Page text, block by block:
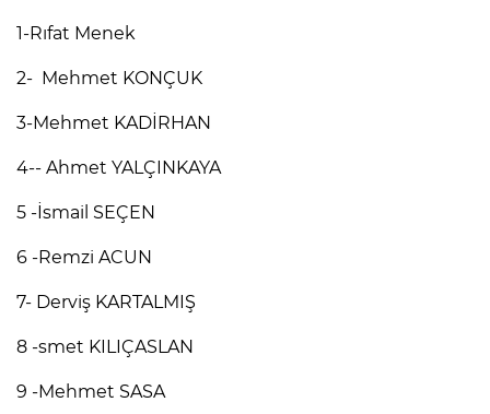
1-Rıfat Menek
2- Mehmet KONÇUK
3-Mehmet KADİRHAN
4-- Ahmet YALÇINKAYA
5 -İsmail SEÇEN
6 -Remzi ACUN
7- Derviş KARTALMIŞ
8 -smet KILIÇASLAN
9 -Mehmet SASA